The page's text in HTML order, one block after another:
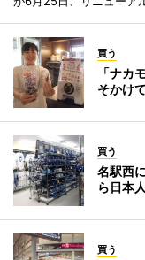
買う
「ナカ
そかけ
買う
名駅西
ら日本
買う